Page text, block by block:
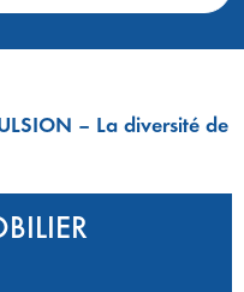
– La diversité de